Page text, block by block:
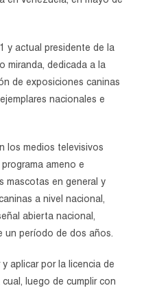
y actual presidente de la
miranda, dedicada a la
de exposiciones caninas
nacionales e
los medios televisivos
ameno e
mascotas en general y
a nivel nacional,
abierta nacional,
un período de dos años.
aplicar por la licencia de
luego de cumplir con